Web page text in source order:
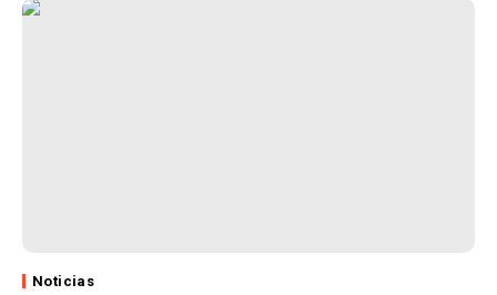
Noticias